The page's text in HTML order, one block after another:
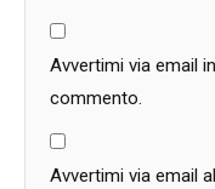
Avvertimi via email
commento.
Avvertimi via email